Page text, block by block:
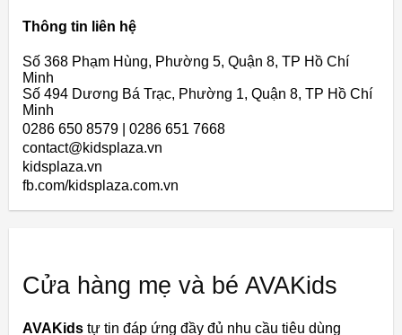
Thông tin liên hệ
Số 368 Phạm Hùng, Phường 5, Quận 8, TP Hồ Chí
Minh
Số 494 Dương Bá Trạc, Phường 1, Quận 8, TP Hồ Chí
Minh
0286 650 8579 | 0286 651 7668
contact@kidsplaza.vn
kidsplaza.vn
fb.com/kidsplaza.com.vn
Cửa hàng mẹ và bé AVAKids
AVAKids tự tin đáp ứng đầy đủ nhu cầu tiêu dùng